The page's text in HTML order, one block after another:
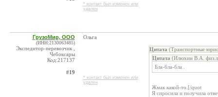
* контакт был изменен или
удален
ГрузоМир, ООО
(ИНН:2130063485)
Экспедитор-перевозчик ,
Чебоксары
Код:217137
#19
Ольга
* контакт был изменен или
удален
Цитата (Транспортные
Цитата (Илюхин В.А.
Бла-бла-бла .
Жмак какой-то.[/quot
Я спросила и получила